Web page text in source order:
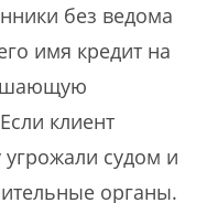
без ведома
имя кредит на
клиент
угрожали судом и
органы.